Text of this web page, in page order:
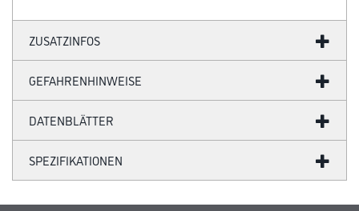
ZUSATZINFOS
GEFAHRENHINWEISE
DATENBLÄTTER
SPEZIFIKATIONEN